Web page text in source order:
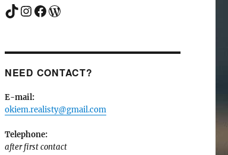
TikTok
Instagram
Facebook
WordPress
NEED CONTACT?
E-mail:
okiem.realisty@gmail.com
Telephone:
after first contact